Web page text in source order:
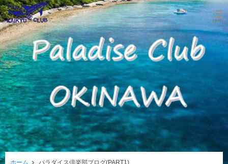
ホーム パラダイス倶楽部ブログ(PART1)